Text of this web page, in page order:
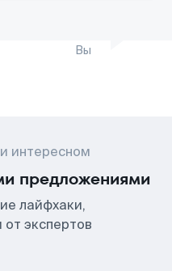
Вы
интересном
предложениями
лайфхаки,
экспертов